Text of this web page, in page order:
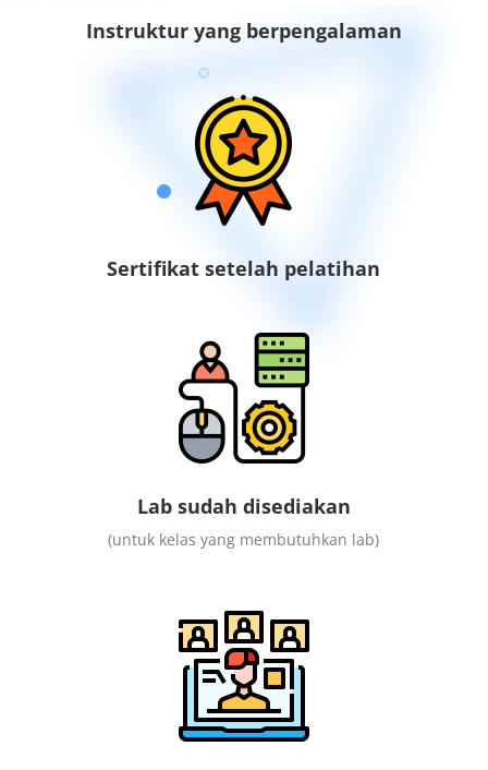
Instruktur yang berpengalaman
Sertifikat setelah pelatihan
Lab sudah disediakan
(untuk kelas yang membutuhkan lab)